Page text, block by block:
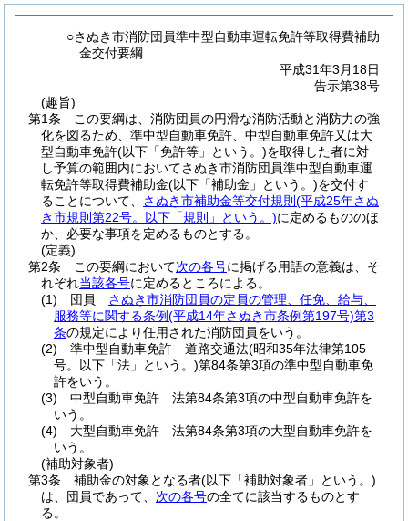
○さぬき市消防団員準中型自動車運転免許等取得費補助
金交付要綱
平成31年3月18日
告示第38号
(趣旨)
第1条
この要綱は、消防団員の円滑な消防活動と消防力の強
化を図るため、準中型自動車免許、中型自動車免許又は大
型自動車免許(以下「免許等」という。)を取得した者に対
し予算の範囲内においてさぬき市消防団員準中型自動車運
転免許等取得費補助金(以下「補助金」という。)を交付す
ることについて、 さぬき市補助金等交付規則 (平成25年さぬ
き市規則第22号。以下「規則」という。)に定めるもののほ
か、必要な事項を定めるものとする。
(定義)
第2条
この要綱において次の各号に掲げる用語の意義は、そ
れぞれ当該各号に定めるところによる。
(1)
団員 さぬき市消防団員の定員の管理、任免、給与、
服務等に関する条例(平成14年さぬき市条例第197号)第3
条の規定により任用された消防団員をいう。
(2)
準中型自動車免許 道路交通法(昭和35年法律第105
号。以下「法」という。)第84条第3項の準中型自動車免
許をいう。
(3)
中型自動車免許 法第84条第3項の中型自動車免許を
いう。
(4)
大型自動車免許 法第84条第3項の大型自動車免許を
いう。
(補助対象者)
第3条
補助金の対象となる者(以下「補助対象者」という。)
は、団員であって、 次の各号の全てに該当するものとす
る。